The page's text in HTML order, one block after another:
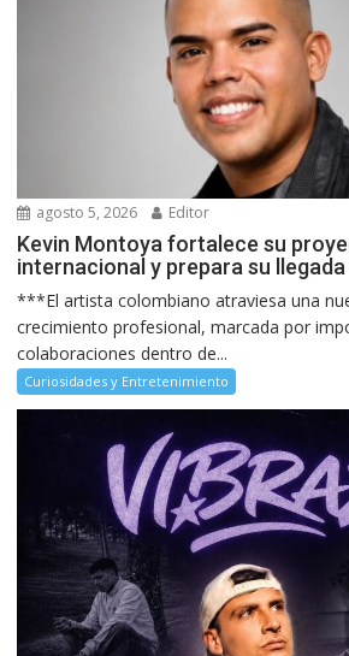
agosto 5, 2026 Editor
Kevin Montoya fortalece su
internacional y prepara su
***El artista colombiano atraviesa una
crecimiento profesional, marcada por
colaboraciones dentro de...
Curiosidades y Entretenimiento